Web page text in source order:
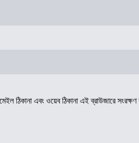
ঠিকানা এবং ওয়েব ঠিকানা এই ব্রাউজারে